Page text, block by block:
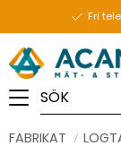
Fri
FABRIKAT